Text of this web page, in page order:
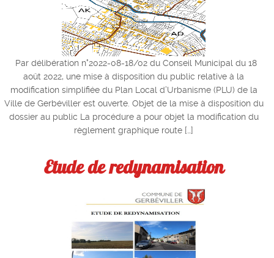
Par délibération n°2022-08-18/02 du Conseil Municipal du 18
août 2022, une mise à disposition du public relative à la
modification simplifiée du Plan Local d’Urbanisme (PLU) de la
Ville de Gerbéviller est ouverte. Objet de la mise à disposition du
dossier au public La procédure a pour objet la modification du
règlement graphique route […]
Etude de redynamisation